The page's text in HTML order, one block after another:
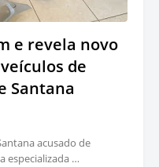
e revela novo
de
Santana
acusado de
especializada …